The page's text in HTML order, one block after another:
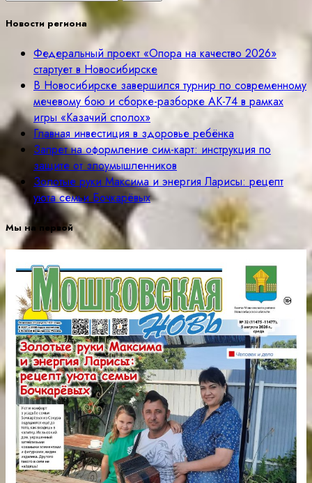
Новости региона
Федеральный проект «Опора на качество 2026»
стартует в Новосибирске
В Новосибирске завершился турнир по современному
мечевому бою и сборке-разборке АК-74 в рамках
игры «Казачий сполох»
Главная инвестиция в здоровье ребёнка
Запрет на оформление сим-карт: инструкция по
защите от злоумышленников
Золотые руки Максима и энергия Ларисы: рецепт
уюта семьи Бочкарёвых
Мы на первой